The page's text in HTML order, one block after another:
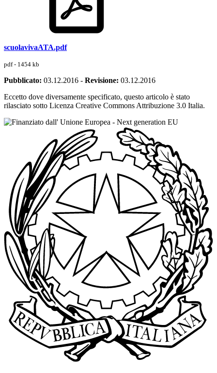
scuolavivaATA.pdf
pdf - 1454 kb
Pubblicato: 03.12.2016 - Revisione: 03.12.2016
Eccetto dove diversamente specificato, questo articolo è stato
rilasciato sotto Licenza Creative Commons Attribuzione 3.0 Italia.